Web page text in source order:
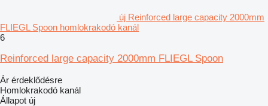
új Reinforced large capacity 2000mm
FLIEGL Spoon homlokrakodó kanál
6
Reinforced large capacity 2000mm FLIEGL Spoon
Ár érdeklődésre
Homlokrakodó kanál
Állapot új